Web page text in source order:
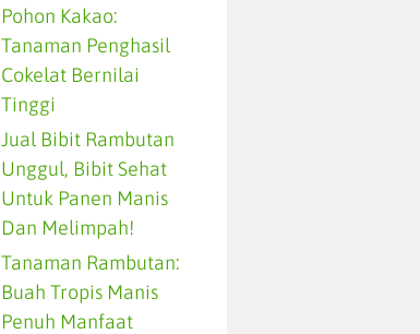
Pohon Kakao:
Tanaman Penghasil
Cokelat Bernilai
Tinggi
Jual Bibit Rambutan
Unggul, Bibit Sehat
Untuk Panen Manis
Dan Melimpah!
Tanaman Rambutan:
Buah Tropis Manis
Penuh Manfaat